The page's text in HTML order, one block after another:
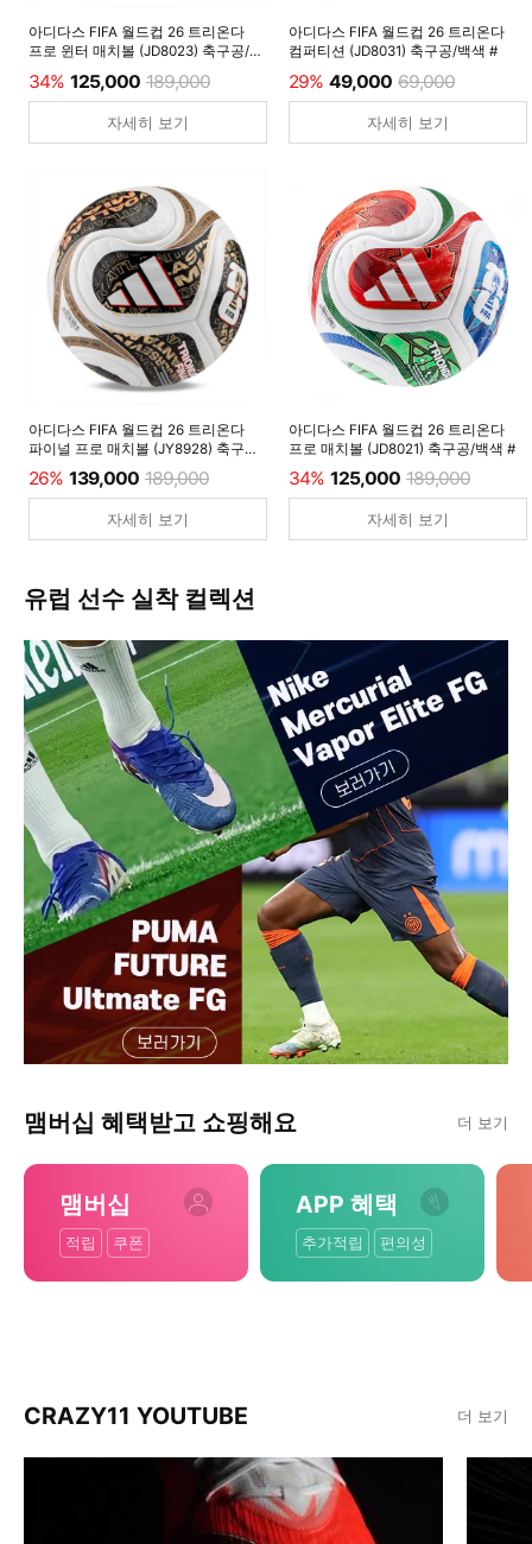
아디다스 FIFA 월드컵 26 트리온다
프로 윈터 매치볼 (JD8023) 축구공/
34% 125,000 189,000
자세히 보기
아디다스 FIFA 월드컵 26 트리온다
컴퍼티션 (JD8031) 축구공/백색 #
29% 49,000 69,000
자세히 보기
아디다스 FIFA 월드컵 26 트리온다
파이널 프로 매치볼 (JY8928) 축구공/
26% 139,000 189,000
자세히 보기
아디다스 FIFA 월드컵 26 트리온다
프로 매치볼 (JD8021) 축구공/백색 #
34% 125,000 189,000
자세히 보기
유럽 선수 실착 컬렉션
맴버십 혜택받고 쇼핑해요 더 보기
맴버십
적립 쿠폰
APP 혜택
추가적립 편의성
CRAZY11 YOUTUBE 더 보기